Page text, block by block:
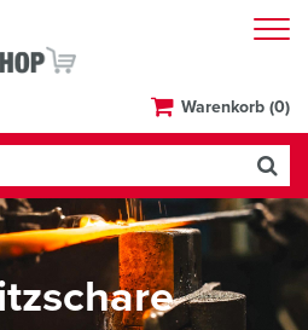
Warenkorb (0)